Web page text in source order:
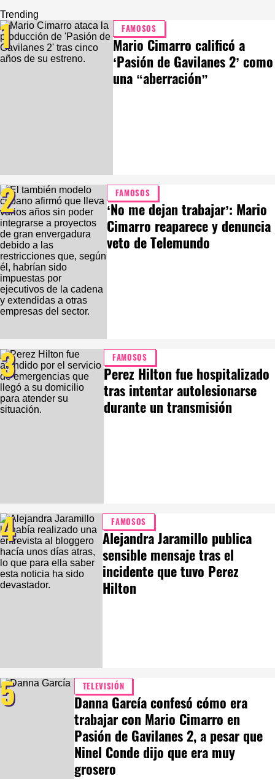
Trending
1 FAMOSOS
Mario Cimarro calificó a
‘Pasión de Gavilanes 2’ como
una “aberración”
2 FAMOSOS
‘No me dejan trabajar’: Mario
Cimarro reaparece y denuncia
veto de Telemundo
3 FAMOSOS
Perez Hilton fue hospitalizado
tras intentar autolesionarse
durante un transmisión
4 FAMOSOS
Alejandra Jaramillo publica
sensible mensaje tras el
incidente que tuvo Perez
Hilton
5 TELEVISIÓN
Danna García confesó cómo era
trabajar con Mario Cimarro en
Pasión de Gavilanes 2, a pesar que
Ninel Conde dijo que era muy
grosero